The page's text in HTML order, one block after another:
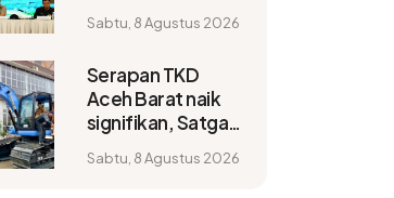
tanam baru
Sabtu, 8 Agustus 2026
Serapan TKD
Aceh Barat naik
signifikan, Satgas
pemulihan
Sabtu, 8 Agustus 2026